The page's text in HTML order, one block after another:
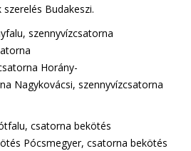
Budakeszi.
szennyvízcsatorna
Horány-
Nagykovácsi, szennyvízcsatorna
csatorna bekötés
Pócsmegyer, csatorna bekötés